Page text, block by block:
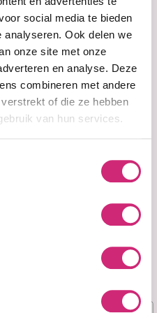
social media te bieden
Ook delen we
onze site met onze
en analyse. Deze
combineren met andere
of die ze hebben
van hun services.
baard passen!
op je huid.
bedekt je baard
op elk deel van uw
toevoegen